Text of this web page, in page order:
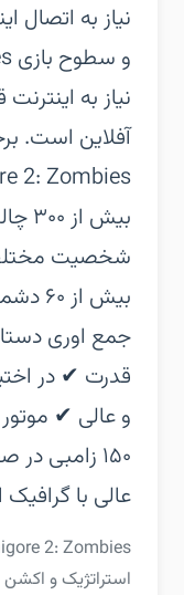
نیاز به اتصال
نیاز به
آفلاین است.‏
شخصیت
بیش
جمع اوری
۱۵۰ زامبی
عالی با
استراتژیک و